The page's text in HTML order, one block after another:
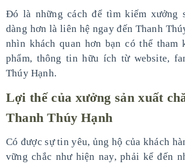
Đó là những cách để tìm kiếm xưởng
dàng hơn là liên hệ ngay đến Thanh
nhìn khách quan hơn bạn có thể tham
phẩm, thông tin hữu ích từ website,
Thúy Hạnh.
Lợi thế của xưởng sản xuất
Thanh Thúy Hạnh
Có được sự tin yêu, ủng hộ của khách
vững chắc như hiện nay, phải kể đến